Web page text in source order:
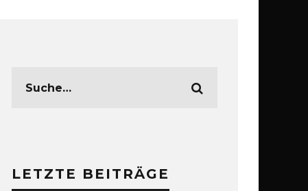
LETZTE BEITRÄGE